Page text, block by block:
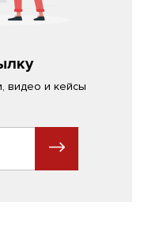
видео и кейсы